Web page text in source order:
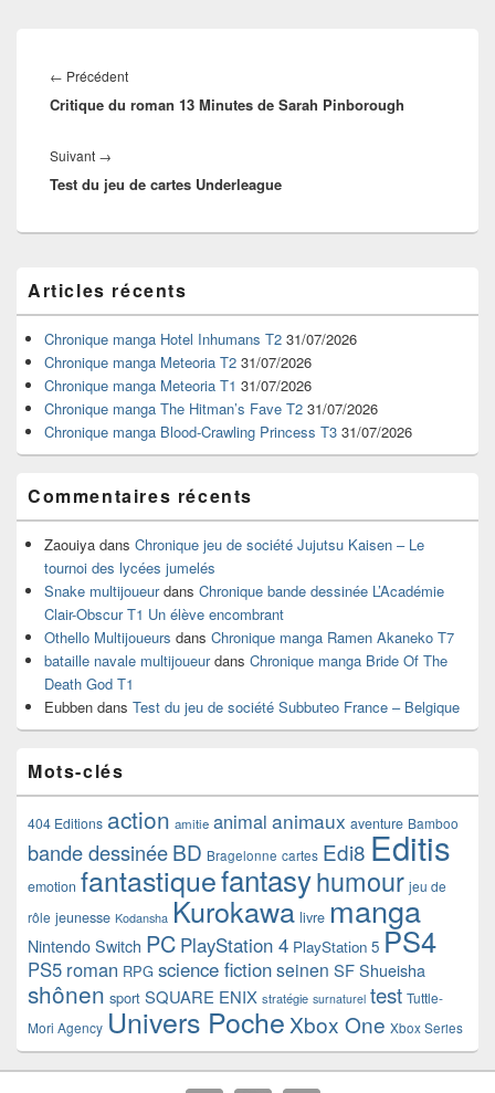
de
l’article
← PrécédentArticle
précédent :
Critique du roman 13 Minutes de Sarah Pinborough
Suivant →
suivant :
Test du jeu de cartes Underleague
principale
de
widget
pour
barre
latérale
Articles récents
Chronique manga Hotel Inhumans T2 31/07/2026
Chronique manga Meteoria T2 31/07/2026
Chronique manga Meteoria T1 31/07/2026
Chronique manga The Hitman’s Fave T2 31/07/2026
Chronique manga Blood-Crawling Princess T3 31/07/2026
Commentaires récents
Zaouiya dans Chronique jeu de société Jujutsu Kaisen – Le
tournoi des lycées jumelés
Snake multijoueurdans Chronique bande dessinée L’Académie
Clair-Obscur T1 Un élève encombrant
Othello Multijoueurs dans Chronique manga Ramen Akaneko T7
bataille navale multijoueurdans Chronique manga Bride Of The
Death God T1
Eubben dans Test du jeu de société Subbuteo France – Belgique
Mots-clés
404 Editions action amitie animal animaux aventure Bamboo
bande dessinéeBD Bragelonne cartes Edi8 Editis
emotion fantastiquefantasyhumour jeu de
rôle jeunesse Kodansha Kurokawa livre manga
Nintendo Switch PC PlayStation 4 PlayStation 5 PS4
PS5 roman RPG science fictionseinen SF Shueisha
shônen sport SQUARE ENIX stratégie surnaturel test Tuttle-
Mori Agency Univers Poche Xbox One Xbox Series